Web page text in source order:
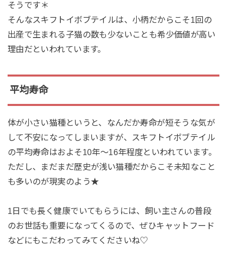
そうです＊
そんなスキフトイボブテイルは、小柄だからこそ1回の
出産で生まれる子猫の数も少ないことも希少価値が高い
理由だといわれています。
平均寿命
体が小さい猫種というと、なんだか寿命が短そうな気が
して不安になってしまいますが、スキフトイボブテイル
の平均寿命はおよそ10年～16年程度といわれています。
ただし、まだまだ歴史が浅い猫種だからこそ未知なこと
も多いのが現実のよう★
1日でも長く健康でいてもらうには、飼い主さんの普段
のお世話も重要になってくるので、ぜひキャットフード
などにもこだわってみてくださいね♡